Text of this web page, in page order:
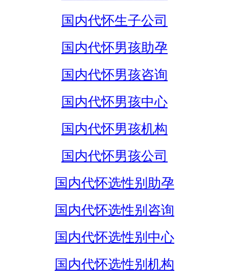
国内代怀生子公司
国内代怀男孩助孕
国内代怀男孩咨询
国内代怀男孩中心
国内代怀男孩机构
国内代怀男孩公司
国内代怀选性别助孕
国内代怀选性别咨询
国内代怀选性别中心
国内代怀选性别机构